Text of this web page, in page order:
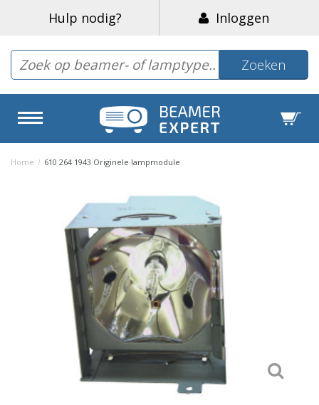
Hulp nodig? Inloggen
Zoeken
Home / 610 264 1943 Originele lampmodule